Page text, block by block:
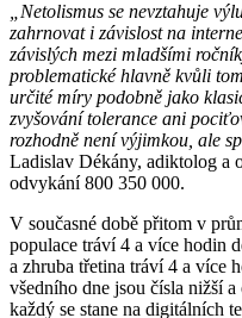
„Netolismus se nevztahuje
zahrnovat i závislost na
závislých mezi mladšími
problematické hlavně kvůli
určité míry podobně jako
zvyšování tolerance ani
rozhodně není výjimkou, ale
Ladislav Dékány, adiktolog a
odvykání 800 350 000.
V současné době přitom v
populace tráví 4 a více hodin
a zhruba třetina tráví 4 a více
všedního dne jsou čísla nižší
každý se stane na digitálních